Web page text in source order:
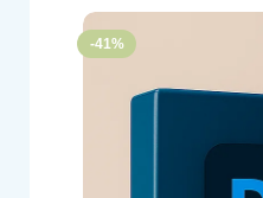
-41%